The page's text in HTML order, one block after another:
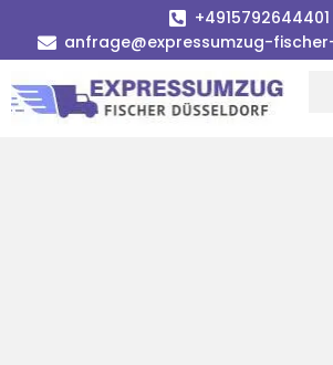
+4915792644401
anfrage@expressumzug-